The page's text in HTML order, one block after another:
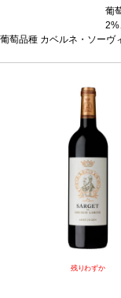
葡
葡萄品種 カベルネ・ソーヴ
残りわずか